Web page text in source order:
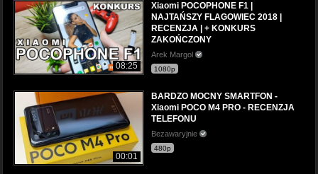
08:25
Xiaomi POCOPHONE F1 |
NAJTAŃSZY FLAGOWIEC 2018 |
RECENZJA | + KONKURS
ZAKOŃCZONY
Arek Margol
1080p
00:01
BARDZO MOCNY SMARTFON -
Xiaomi POCO M4 PRO - RECENZJA
TELEFONU
Bezawaryjnie
480p